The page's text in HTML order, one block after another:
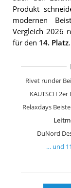
Produkt
modernen
Vergleich 2026
für den 14. Platz.
KAUTSCH
… und 11